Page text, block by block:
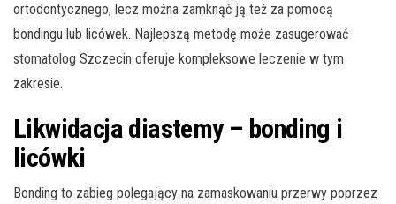
ortodontycznego, lecz można zamknąć ją też za pomocą
bondingu lub licówek. Najlepszą metodę może zasugerować
stomatolog Szczecin oferuje kompleksowe leczenie w tym
zakresie.
Likwidacja diastemy – bonding i
licówki
Bonding to zabieg polegający na zamaskowaniu przerwy poprzez